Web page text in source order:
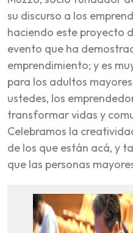
su discurso a los
haciendo este proyecto
evento que ha
emprendimiento; y es
para los adultos
ustedes, los
transformar vidas y
Celebramos la
de los que están acá, y
que las personas